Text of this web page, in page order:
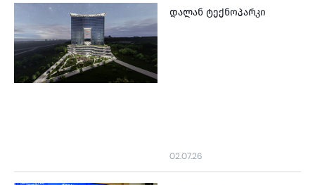
დალან ტექნოპარკი
02.07.26